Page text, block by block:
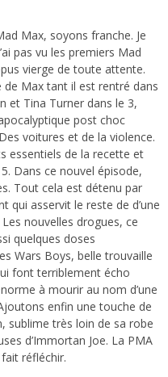
Max, soyons franche. Je
pas vu les premiers Mad
vierge de toute attente.
de Max tant il est rentré dans
et Tina Turner dans le 3,
post choc
voitures et de la violence.
essentiels de la recette et
Dans ce nouvel épisode,
Tout cela est détenu par
qui asservit le reste de d’une
nouvelles drogues, ce
quelques doses
Wars Boys, belle trouvaille
font terriblement écho
à mourir au nom d’une
enfin une touche de
sublime très loin de sa robe
d’Immortan Joe. La PMA
réfléchir.